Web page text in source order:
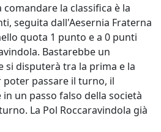
la classifica è la
seguita dall'Aesernia Fraterna
quota 1 punto e a 0 punti
Bastarebbe un
si disputerà tra la prima e la
passare il turno, il
un passo falso della società
La Pol Roccaravindola già